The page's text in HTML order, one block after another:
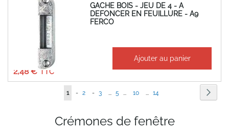
Crémones de fenêtre
GACHE BOIS - JEU DE 4 - A
DEFONCER EN FEUILLURE - A9
FERCO
À partir de
2,48 €
Ajouter au panier
Vous
actuellement
1 - Page
2 - Page
3 ... 5 ... 10 ... Page
14